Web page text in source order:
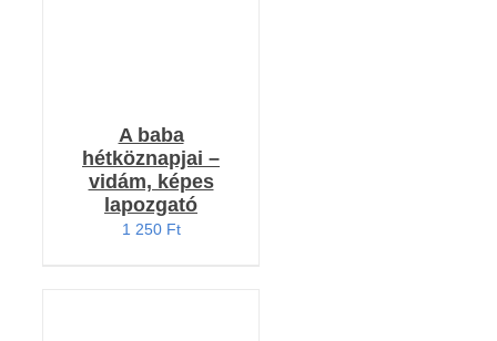
A baba
hétköznapjai –
vidám, képes
lapozgató
1 250 Ft